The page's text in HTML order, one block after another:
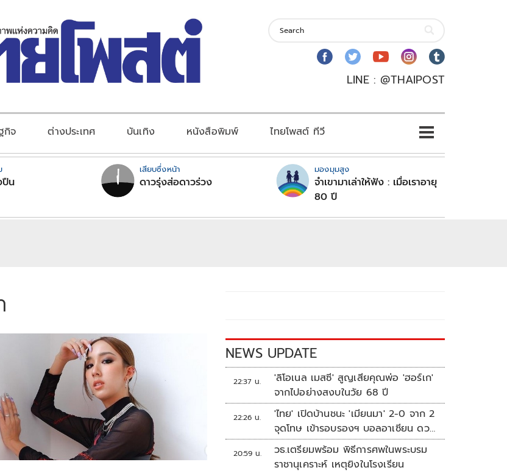
LINE : @THAIPOST
กิจ ต่างประเทศ บันเทิง หนังสือพิมพ์ ไทยโพสต์ ทีวี
ปืน
เสียบซึ่งหน้า
ดาวรุ่งส่อดาวร่วง
มองมุมสูง
จำเขามาเล่าให้ฟัง : เมื่อเราอายุ
80 ปี
NEWS UPDATE
22:37 น.
'ลิโอเนล เมสซี' สูญเสียคุณพ่อ 'ฮอร์เก'
จากไปอย่างสงบในวัย 68 ปี
22:26 น.
'ไทย' เปิดบ้านชนะ 'เมียนมา' 2-0 จาก 2
จุดโทษ เข้ารอบรองฯ บอลอาเซียน ดวล
'สิงคโปร์'
20:59 น.
วธ.เตรียมพร้อม พิธีการศพในพระบรม
ราชานุเคราะห์ เหตุยิงในโรงเรียน